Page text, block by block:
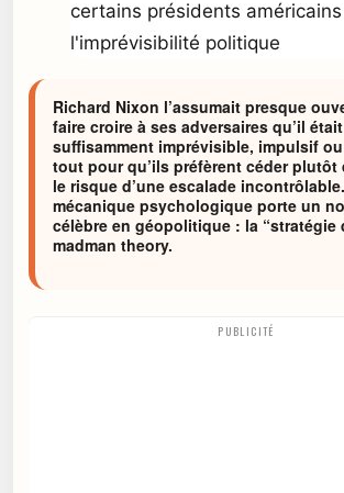
Richard Nixon l’assumait presque
faire croire à ses adversaires qu’il était
suffisamment imprévisible, impulsif
tout pour qu’ils préfèrent céder plutôt
le risque d’une escalade
mécanique psychologique porte un
célèbre en géopolitique : la “stratégie
madman theory.
PUBLICITÉ